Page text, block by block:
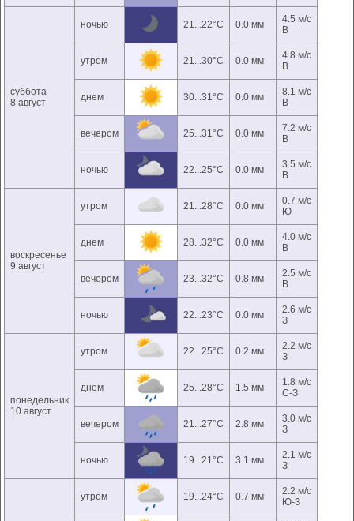
суббота
8 август
ночью 21...22°C 0.0 мм
4.5 м/с
В
утром 21...30°C 0.0 мм
4.8 м/с
В
днем 30...31°C 0.0 мм
8.1 м/с
В
вечером 25...31°C 0.0 мм
7.2 м/с
В
ночью 22...25°C 0.0 мм
3.5 м/с
В
воскресенье
9 август
утром 21...28°C 0.0 мм
0.7 м/с
Ю
днем 28...32°C 0.0 мм
4.0 м/с
В
вечером 23...32°C 0.8 мм
2.5 м/с
В
ночью 22...23°C 0.0 мм
2.6 м/с
З
понедельник
10 август
утром 22...25°C 0.2 мм
2.2 м/с
З
днем 25...28°C 1.5 мм
1.8 м/с
С-З
вечером 21...27°C 2.8 мм
3.0 м/с
З
ночью 19...21°C 3.1 мм
2.1 м/с
З
утром 19...24°C 0.7 мм
2.2 м/с
Ю-З